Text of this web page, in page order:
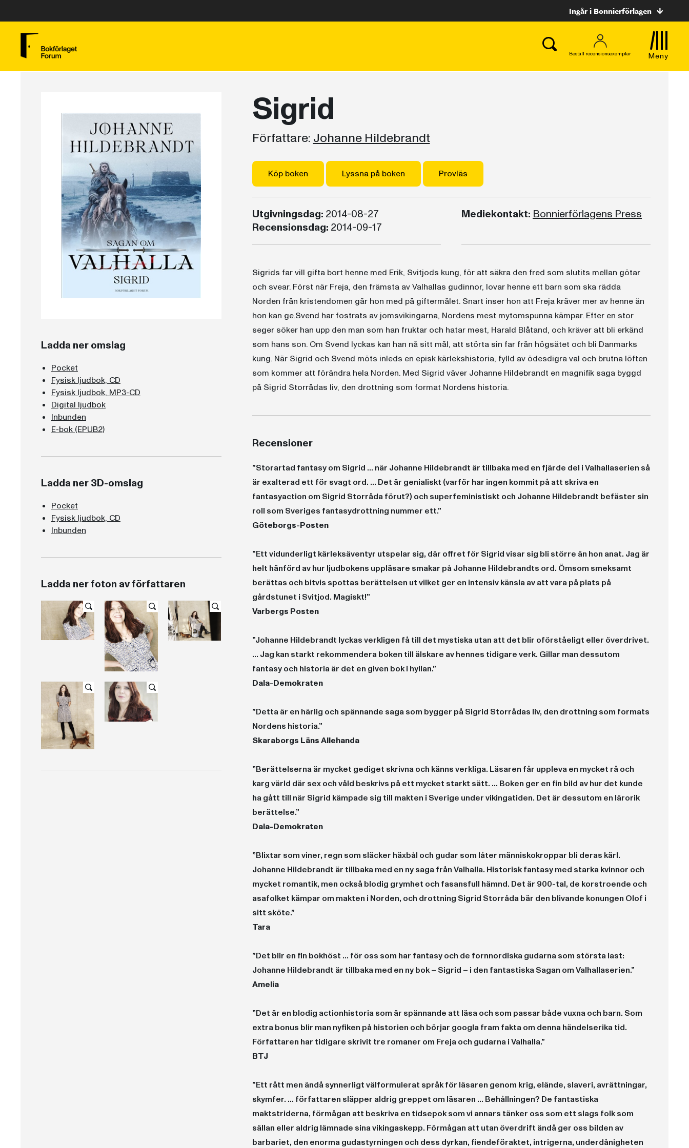
Ingår i Bonnierförlagen
Beställ recensionsexemplar Meny
Ladda ner omslag
Pocket
Fysisk ljudbok, CD
Fysisk ljudbok, MP3-CD
Digital ljudbok
Inbunden
E-bok (EPUB2)
Ladda ner 3D-omslag
Pocket
Fysisk ljudbok, CD
Inbunden
Ladda ner foton av författaren
Sigrid
Författare: Johanne Hildebrandt
Köp boken Lyssna på boken Provläs
Utgivningsdag: 2014-08-27
Recensionsdag: 2014-09-17
Mediekontakt:Bonnierförlagens Press
Sigrids far vill gifta bort henne med Erik, Svitjods kung, för att säkra den fred som slutits mellan götar
och svear. Först när Freja, den främsta av Valhallas gudinnor, lovar henne ett barn som ska rädda
Norden från kristendomen går hon med på giftermålet. Snart inser hon att Freja kräver mer av henne än
hon kan ge.Svend har fostrats av jomsvikingarna, Nordens mest mytomspunna kämpar. Efter en stor
seger söker han upp den man som han fruktar och hatar mest, Harald Blåtand, och kräver att bli erkänd
som hans son. Om Svend lyckas kan han nå sitt mål, att störta sin far från högsätet och bli Danmarks
kung. När Sigrid och Svend möts inleds en episk kärlekshistoria, fylld av ödesdigra val och brutna löften
som kommer att förändra hela Norden. Med Sigrid väver Johanne Hildebrandt en magnifik saga byggd
på Sigrid Storrådas liv, den drottning som format Nordens historia.
Recensioner
”Storartad fantasy om Sigrid ... när Johanne Hildebrandt är tillbaka med en fjärde del i Valhallaserien så
är exalterad ett för svagt ord. ... Det är genialiskt (varför har ingen kommit på att skriva en
fantasyaction om Sigrid Storråda förut?) och superfeministiskt och Johanne Hildebrandt befäster sin
roll som Sveriges fantasydrottning nummer ett.”
Göteborgs-Posten
”Ett vidunderligt kärleksäventyr utspelar sig, där offret för Sigrid visar sig bli större än hon anat. Jag är
helt hänförd av hur ljudbokens uppläsare smakar på Johanne Hildebrandts ord. Ömsom smeksamt
berättas och bitvis spottas berättelsen ut vilket ger en intensiv känsla av att vara på plats på
gårdstunet i Svitjod. Magiskt!”
Varbergs Posten
”Johanne Hildebrandt lyckas verkligen få till det mystiska utan att det blir oförståeligt eller överdrivet.
... Jag kan starkt rekommendera boken till älskare av hennes tidigare verk. Gillar man dessutom
fantasy och historia är det en given bok i hyllan.”
Dala-Demokraten
”Detta är en härlig och spännande saga som bygger på Sigrid Storrådas liv, den drottning som formats
Nordens historia.”
Skaraborgs Läns Allehanda
”Berättelserna är mycket gediget skrivna och känns verkliga. Läsaren får uppleva en mycket rå och
karg värld där sex och våld beskrivs på ett mycket starkt sätt. ... Boken ger en fin bild av hur det kunde
ha gått till när Sigrid kämpade sig till makten i Sverige under vikingatiden. Det är dessutom en lärorik
berättelse.”
Dala-Demokraten
”Blixtar som viner, regn som släcker häxbål och gudar som låter människokroppar bli deras kärl.
Johanne Hildebrandt är tillbaka med en ny saga från Valhalla. Historisk fantasy med starka kvinnor och
mycket romantik, men också blodig grymhet och fasansfull hämnd. Det är 900-tal, de korstroende och
asafolket kämpar om makten i Norden, och drottning Sigrid Storråda bär den blivande konungen Olof i
sitt sköte.”
Tara
”Det blir en fin bokhöst ... för oss som har fantasy och de fornnordiska gudarna som största last:
Johanne Hildebrandt är tillbaka med en ny bok – Sigrid – i den fantastiska Sagan om Valhallaserien.”
Amelia
”Det är en blodig actionhistoria som är spännande att läsa och som passar både vuxna och barn. Som
extra bonus blir man nyfiken på historien och börjar googla fram fakta om denna händelserika tid.
Författaren har tidigare skrivit tre romaner om Freja och gudarna i Valhalla.”
BTJ
”Ett rått men ändå synnerligt välformulerat språk för läsaren genom krig, elände, slaveri, avrättningar,
skymfer. ... författaren släpper aldrig greppet om läsaren ... Behållningen? De fantastiska
maktstriderna, förmågan att beskriva en tidsepok som vi annars tänker oss som ett slags folk som
sällan eller aldrig lämnade sina vikingaskepp. Förmågan att utan överdrift ändå ger oss bilden av
barbariet, den enorma gudastyrningen och dess dyrkan, fiendeföraktet, intrigerna, underdånigheten